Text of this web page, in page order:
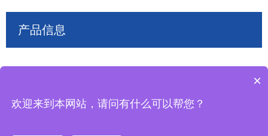
产品信息
×
欢迎来到本网站，请问有什么可以帮您？